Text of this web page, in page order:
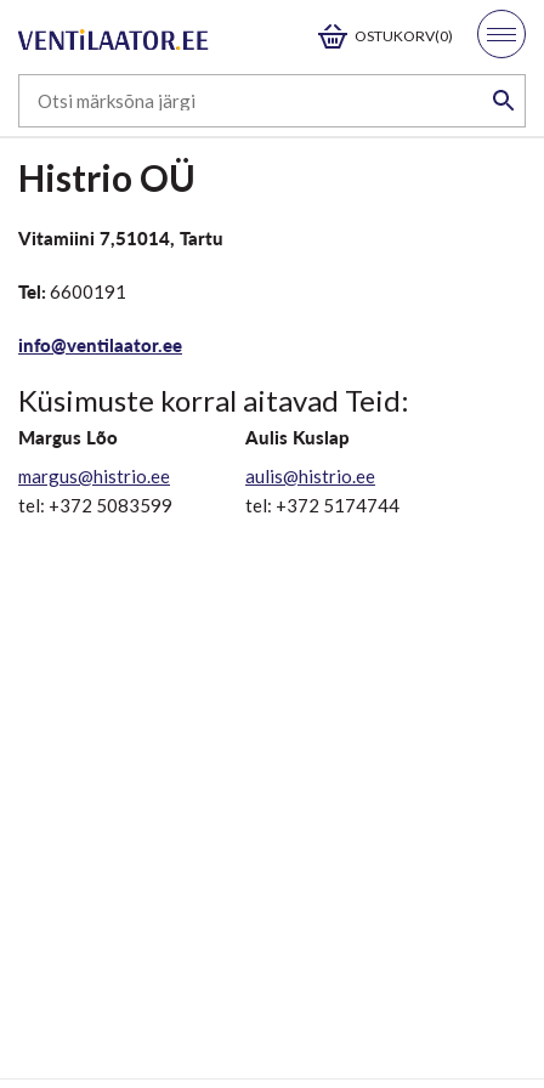
OSTUKORV(0)
Histrio OÜ
Vitamiini 7,51014, Tartu
Tel: 6600191
info@ventilaator.ee
Küsimuste korral aitavad Teid:
Margus Lõo
Aulis Kuslap
margus@histrio.ee
tel: +372 5083599
aulis@histrio.ee
tel: +372 5174744